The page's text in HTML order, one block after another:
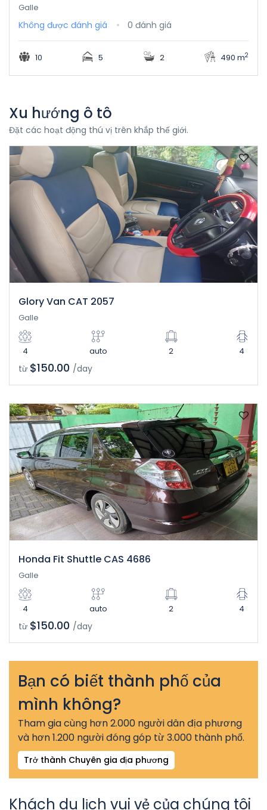
Galle
Không được đánh giá 0 đánh giá
10 5 2 490 m2
Xu hướng ô tô
Đặt các hoạt động thú vị trên khắp thế giới.
Glory Van CAT 2057
Galle
4 auto 2 4
từ $150.00 /day
Honda Fit Shuttle CAS 4686
Galle
4 auto 2 4
từ $150.00 /day
Bạn có biết thành phố của
mình không?
Tham gia cùng hơn 2.000 người dân địa phương
và hơn 1.200 người đóng góp từ 3.000 thành phố.
Trở thành Chuyên gia địa phương
Khách du lịch vui vẻ của chúng tôi